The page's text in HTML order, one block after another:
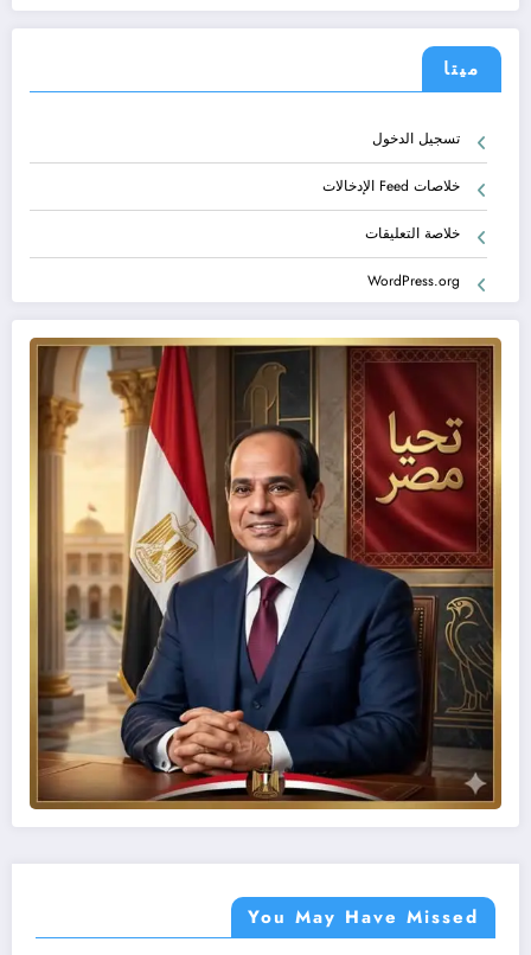
ميتا
تسجيل الدخول
خلاصات Feed الإدخالات
خلاصة التعليقات
WordPress.org
You May Have Missed